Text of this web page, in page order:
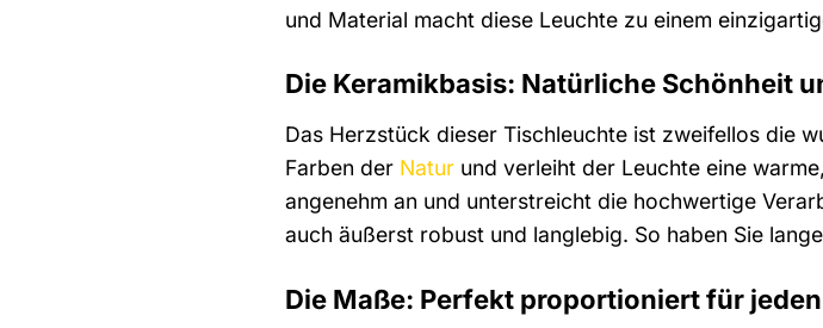
und Material macht diese Leuchte zu einem
Die Keramikbasis: Natürliche Schönheit
Das Herzstück dieser Tischleuchte ist zweifellos die
Farben der Natur und verleiht der Leuchte eine
angenehm an und unterstreicht die hochwertige
auch äußerst robust und langlebig. So haben Sie
Die Maße: Perfekt proportioniert für jeden